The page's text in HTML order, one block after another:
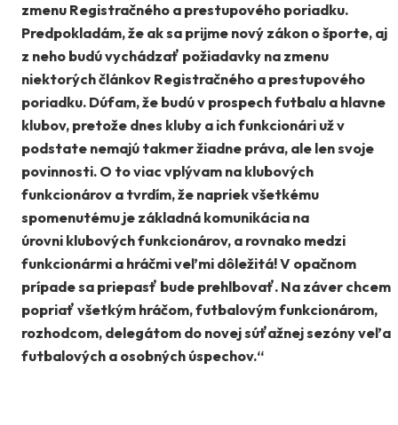
zmenu Registračného a prestupového poriadku.
Predpokladám, že ak sa prijme nový zákon o športe, aj
z neho budú vychádzať požiadavky na zmenu
niektorých článkov Registračného a prestupového
poriadku. Dúfam, že budú v prospech futbalu a hlavne
klubov, pretože dnes kluby a ich funkcionári už v
podstate nemajú takmer žiadne práva, ale len svoje
povinnosti. O to viac vplývam na klubových
funkcionárov a tvrdím, že napriek všetkému
spomenutému je základná komunikácia na
úrovni klubových funkcionárov, a rovnako medzi
funkcionármi a hráčmi veľmi dôležitá! V opačnom
prípade sa priepasť bude prehlbovať. Na záver chcem
popriať všetkým hráčom, futbalovým funkcionárom,
rozhodcom, delegátom do novej súťažnej sezóny veľa
futbalových a osobných úspechov.“